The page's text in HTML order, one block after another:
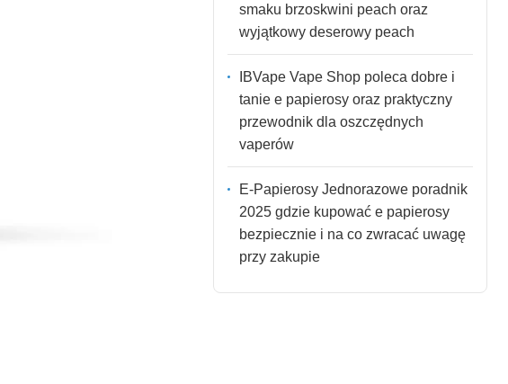
smaku brzoskwini peach oraz
wyjątkowy deserowy peach
IBVape Vape Shop poleca dobre i
tanie e papierosy oraz praktyczny
przewodnik dla oszczędnych
vaperów
E-Papierosy Jednorazowe poradnik
2025 gdzie kupować e papierosy
bezpiecznie i na co zwracać uwagę
przy zakupie